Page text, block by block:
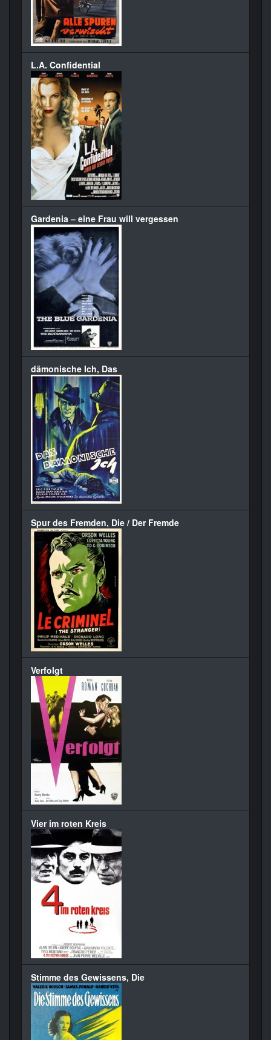
L.A. Confidential
Gardenia – eine Frau will vergessen
dämonische Ich, Das
Spur des Fremden, Die / Der Fremde
Verfolgt
Vier im roten Kreis
Stimme des Gewissens, Die